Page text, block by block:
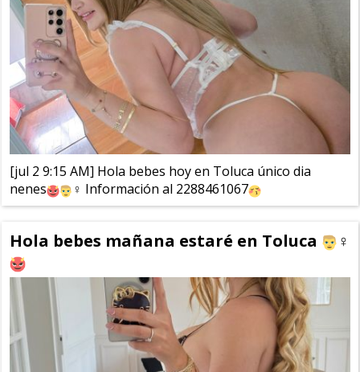
[jul 2 9:15 AM] Hola bebes hoy en Toluca único dia
nenes
‍♀️ Información al 2288461067
Hola bebes mañana estaré en Toluca ‍♀️